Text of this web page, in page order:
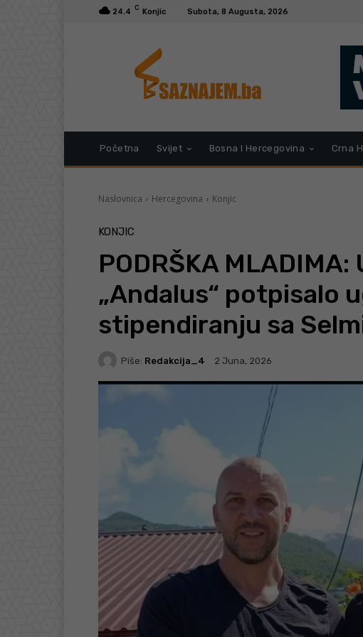
24.4 C Konjic Subota, 8 Augusta, 2026
Početna Svijet Bosna I Hercegovina Crna
Naslovnica Hercegovina Konjic
KONJIC
PODRŠKA
„Andalus“ potpisalo
stipendiranju sa
Piše: Redakcija_4 2 Juna, 2026